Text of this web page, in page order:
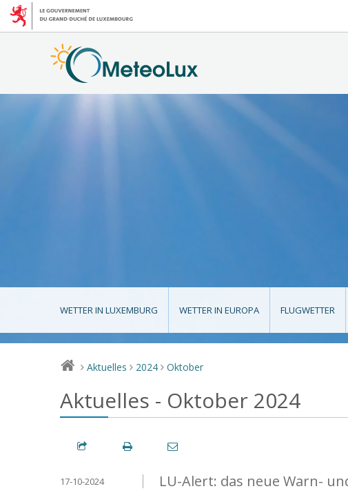
WETTER IN LUXEMBURG WETTER IN EUROPA FLUGWETTER
> Aktuelles > 2024 > Oktober
Aktuelles - Oktober 2024
LU-Alert: das neue Warn-
17-10-2024